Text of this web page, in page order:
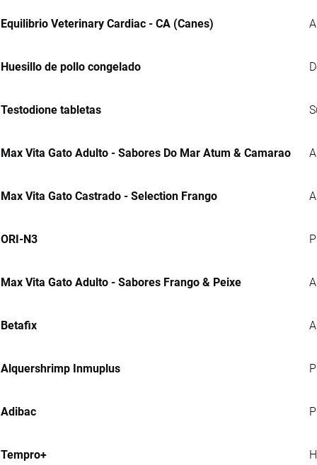
Equilibrio Veterinary Cardiac - CA (Canes)
Huesillo de pollo congelado
Testodione tabletas
Max Vita Gato Adulto - Sabores Do Mar Atum & Camarao
Max Vita Gato Castrado - Selection Frango
ORI-N3
Max Vita Gato Adulto - Sabores Frango & Peixe
Betafix
Alquershrimp Inmuplus
Adibac
Tempro+